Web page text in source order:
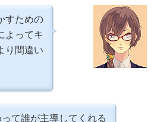
すための
よってキ
り間違い
て誰が主導してくれる